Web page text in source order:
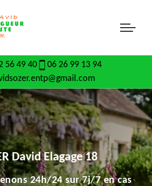
56 49 40
06 26 99 13 94
David Elagage 18
24h/24 sur 7j/7 en cas